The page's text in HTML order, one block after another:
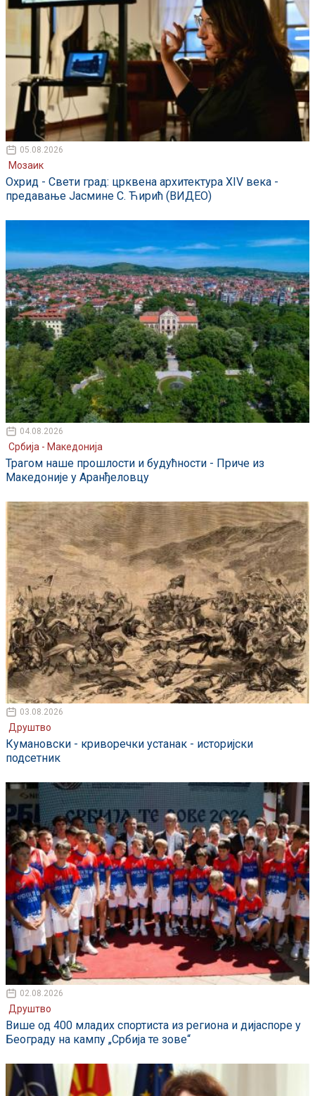
05.08.2026
Мозаик
Охрид - Свети град: црквена архитектура XIV века -
предавање Јасмине С. Ћирић (ВИДЕО)
04.08.2026
Србија - Македонија
Трагом наше прошлости и будућности - Приче из
Македоније у Аранђеловцу
03.08.2026
Друштво
Кумановски - криворечки устанак - историјски
подсетник
02.08.2026
Друштво
Више од 400 младих спортиста из региона и дијаспоре у
Београду на кампу „Србија те зове“